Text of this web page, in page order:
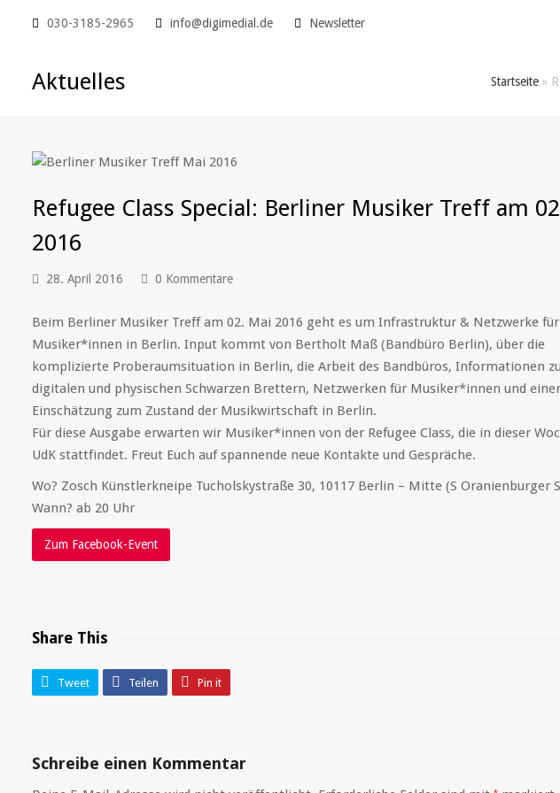
030-3185-2965 info@digimedial.de Newsletter
Aktuelles Startseite»
Refugee Class Special: Berliner Musiker Treff am
2016
28. April 2016 0 Kommentare
Beim Berliner Musiker Treff am 02. Mai 2016 geht es um Infrastruktur & Netzwerke für
Musiker*innen in Berlin. Input kommt von Bertholt Maß (Bandbüro Berlin), über die
komplizierte Proberaumsituation in Berlin, die Arbeit des Bandbüros, Informationen zu
digitalen und physischen Schwarzen Brettern, Netzwerken für Musiker*innen und einer
Einschätzung zum Zustand der Musikwirtschaft in Berlin.
Für diese Ausgabe erwarten wir Musiker*innen von der Refugee Class, die in dieser
UdK stattfindet. Freut Euch auf spannende neue Kontakte und Gespräche.
Wo? Zosch Künstlerkneipe Tucholskystraße 30, 10117 Berlin – Mitte (S Oranienburger
Wann? ab 20 Uhr
Zum Facebook-Event
Share This
Tweet Teilen Pin it
Schreibe einen Kommentar